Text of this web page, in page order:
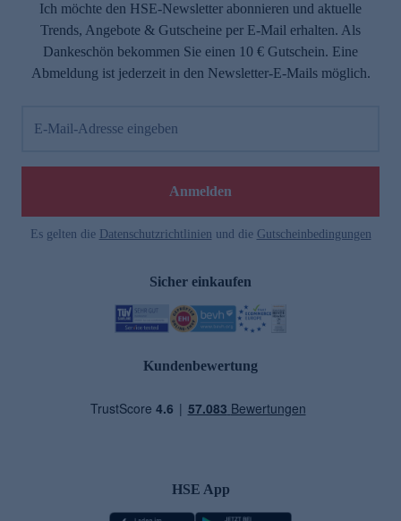
Ich möchte den HSE-Newsletter abonnieren und aktuelle
Trends, Angebote & Gutscheine per E-Mail erhalten. Als
Dankeschön bekommen Sie einen 10 € Gutschein. Eine
Abmeldung ist jederzeit in den Newsletter-E-Mails möglich.
E-Mail-Adresse eingeben
Anmelden
Es gelten die Datenschutzrichtlinien und die Gutscheinbedingungen
Sicher einkaufen
Kundenbewertung
HSE App